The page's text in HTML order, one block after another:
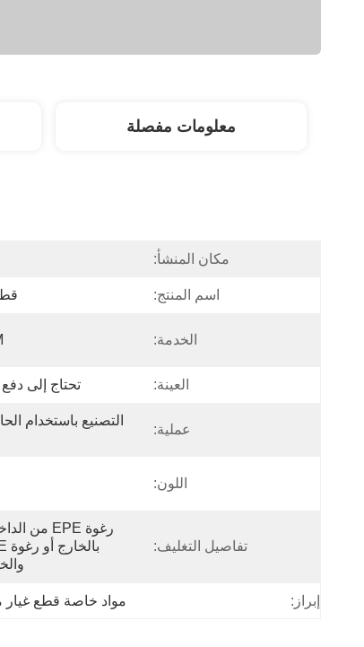
معلومات مفصلة
مكان المنشأ:
اسم المنتج:
الخدمة:
العينة: تحتاج إلى
عملية:
اللون:
تفاصيل التغليف:
إبراز: مواد خاصة قطع